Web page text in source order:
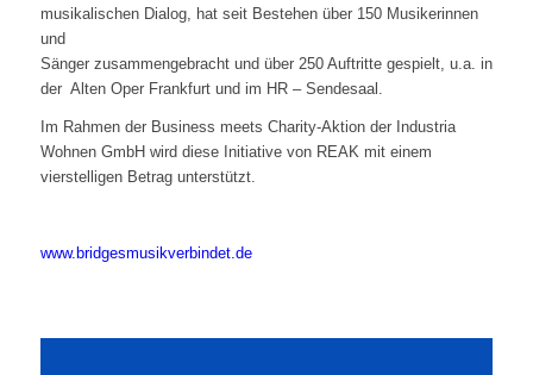
musikalischen Dialog, hat seit Bestehen über 150 Musikerinnen
und
Sänger zusammengebracht und über 250 Auftritte gespielt, u.a. in
der Alten Oper Frankfurt und im HR – Sendesaal.
Im Rahmen der Business meets Charity-Aktion der Industria
Wohnen GmbH wird diese Initiative von REAK mit einem
vierstelligen Betrag unterstützt.
www.bridgesmusikverbindet.de